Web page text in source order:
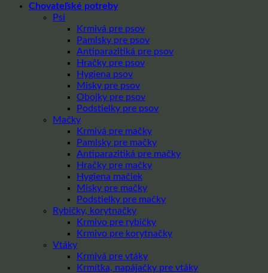
Chovateľské potreby
Psi
Krmivá pre psov
Pamlsky pre psov
Antiparazitiká pre psov
Hračky pre psov
Hygiena psov
Misky pre psov
Obojky pre psov
Podstielky pre psov
Mačky
Krmivá pre mačky
Pamlsky pre mačky
Antiparazitiká pre mačky
Hračky pre mačky
Hygiena mačiek
Misky pre mačky
Podstielky pre mačky
Rybičky, korytnačky
Krmivo pre rybičky
Krmivo pre korytnačky
Vtáky
Krmivá pre vtáky
Krmítka, napájačky pre vtáky